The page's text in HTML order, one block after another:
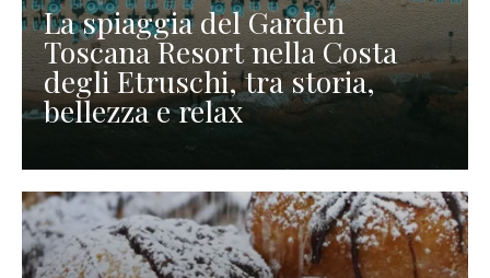
La spiaggia del Garden
Toscana Resort nella Costa
degli Etruschi, tra storia,
bellezza e relax